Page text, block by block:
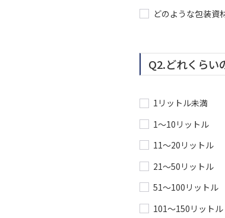
どのような包装資
Q2.どれくらい
1リットル未満
1〜10リットル
11〜20リットル
21〜50リットル
51〜100リットル
101〜150リットル